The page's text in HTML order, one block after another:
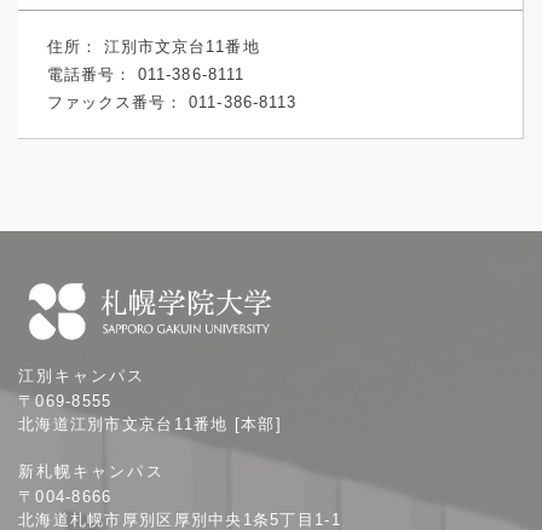
住所：
江別市文京台11番地
電話番号：
011-386-8111
ファックス番号：
011-386-8113
幌
学
大
学
江別キャンパス
〒069-8555
北海道江別市文京台11番地 [本部]
新札幌キャンパス
〒004-8666
北海道札幌市厚別区厚別中央1条5丁目1-1